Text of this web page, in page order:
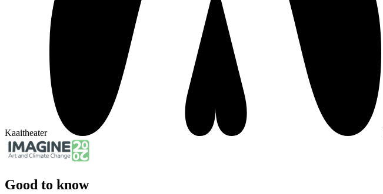
Kaaitheater
Good to know